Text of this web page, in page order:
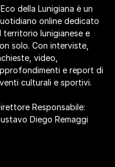
della Lunigiana è un
online dedicato
territorio lunigianese e
solo. Con interviste,
video,
e report di
culturali e sportivi.
Responsabile:
Diego Remaggi